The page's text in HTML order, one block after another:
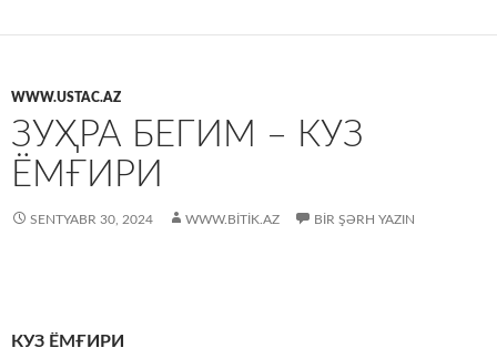
WWW.USTAC.AZ
ЗУҲРА БЕГИМ – КУЗ
ЁМҒИРИ
SENTYABR 30, 2024 WWW.BITIK.AZ BIR ŞƏRH YAZIN
КУЗ ЁМҒИРИ